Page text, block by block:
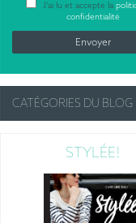
J’ai lu et accepte la
confidentialité
CATÉGORIES DU BLOG
STYLÉE!